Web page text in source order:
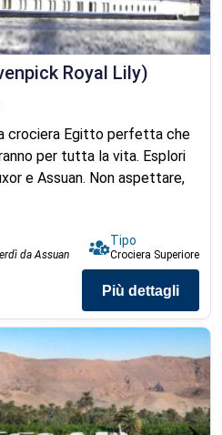
Royal Lily)
crociera Egitto perfetta che
per tutta la vita. Esplori
e Assuan. Non aspettare,
da Assuan
Tipo
Crociera Superiore
Più dettagli